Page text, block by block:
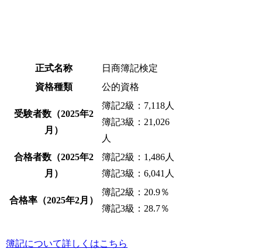
正式名称
日商簿記検定
資格種類
公的資格
受験者数（2025年2
月）
簿記2級：7,118人
簿記3級：21,026
人
合格者数（2025年2
月）
簿記2級：1,486人
簿記3級：6,041人
合格率（2025年2月）
簿記2級：20.9％
簿記3級：28.7％
簿記について詳しくはこちら